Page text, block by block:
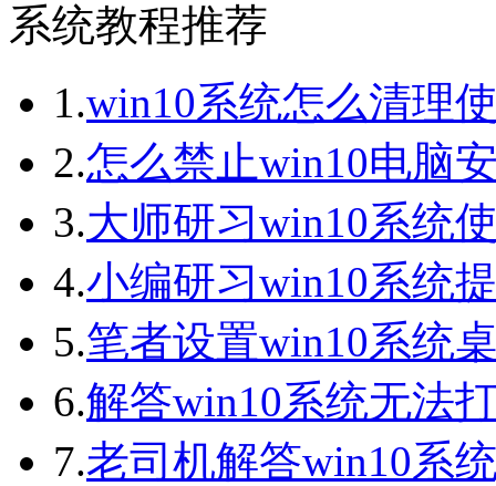
系统教程推荐
1.win10系统怎么清理
2.怎么禁止win10电脑
3.大师研习win10系统
4.小编研习win10系统
5.笔者设置win10系统
6.解答win10系统无法
7.老司机解答win10系